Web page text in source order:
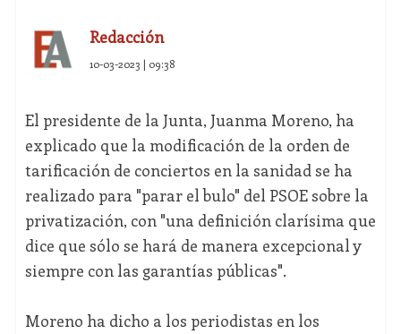
Redacción
10-03-2023 | 09:38
El presidente de la Junta, Juanma Moreno, ha
explicado que la modificación de la orden de
tarificación de conciertos en la sanidad se ha
realizado para "parar el bulo" del PSOE sobre la
privatización, con "una definición clarísima que
dice que sólo se hará de manera excepcional y
siempre con las garantías públicas".
Moreno ha dicho a los periodistas en los